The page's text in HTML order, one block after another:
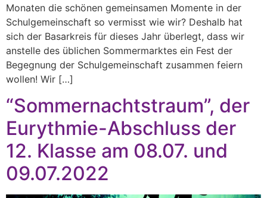
Monaten die schönen gemeinsamen Momente in der
Schulgemeinschaft so vermisst wie wir? Deshalb hat
sich der Basarkreis für dieses Jahr überlegt, dass wir
anstelle des üblichen Sommermarktes ein Fest der
Begegnung der Schulgemeinschaft zusammen feiern
wollen! Wir […]
“Sommernachtstraum”, der
Eurythmie-Abschluss der
12. Klasse am 08.07. und
09.07.2022